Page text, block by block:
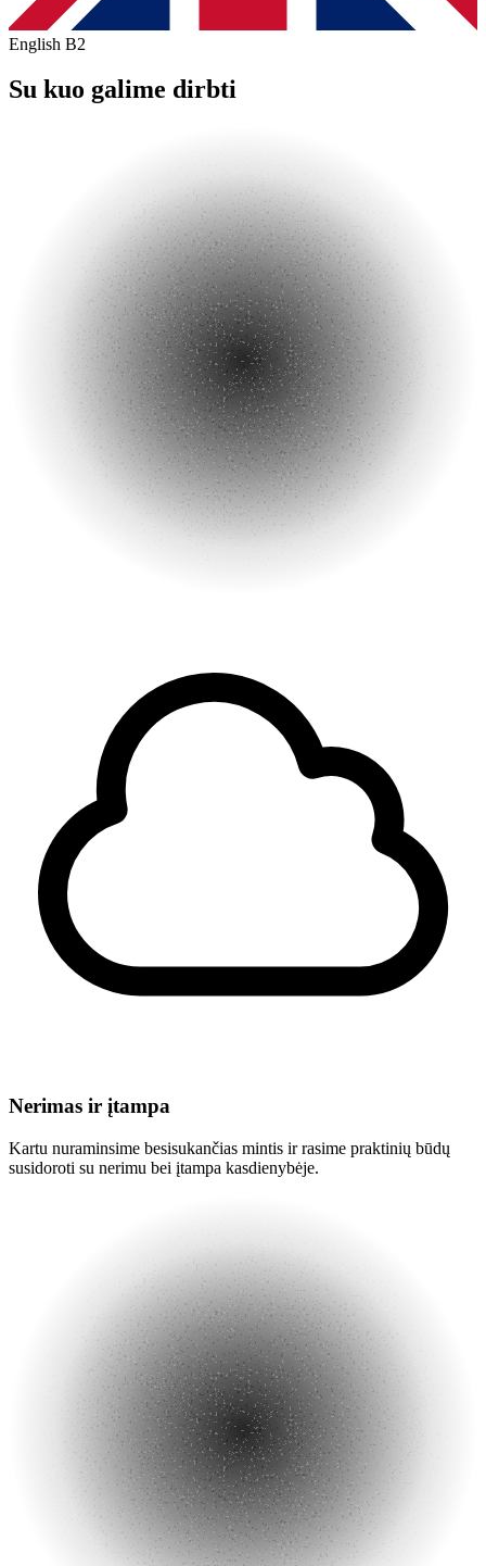
English B2
Su kuo galime dirbti
Nerimas ir įtampa
Kartu nuraminsime besisukančias mintis ir rasime praktinių būdų
susidoroti su nerimu bei įtampa kasdienybėje.